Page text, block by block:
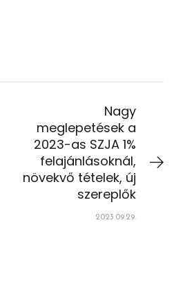
Nagy
meglepetések a
2023-as SZJA 1%
felajánlásoknál,
növekvő tételek, új
szereplők
2023.09.29.